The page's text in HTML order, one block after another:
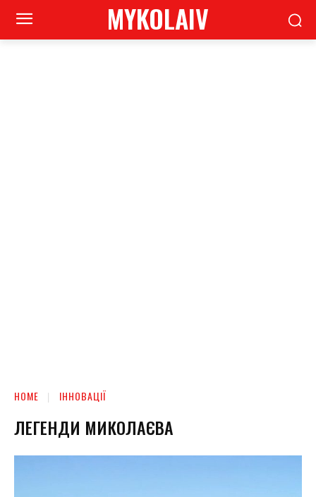
MYKOLAIV
HOME ІННОВАЦІЇ
ЛЕГЕНДИ МИКОЛАЄВА